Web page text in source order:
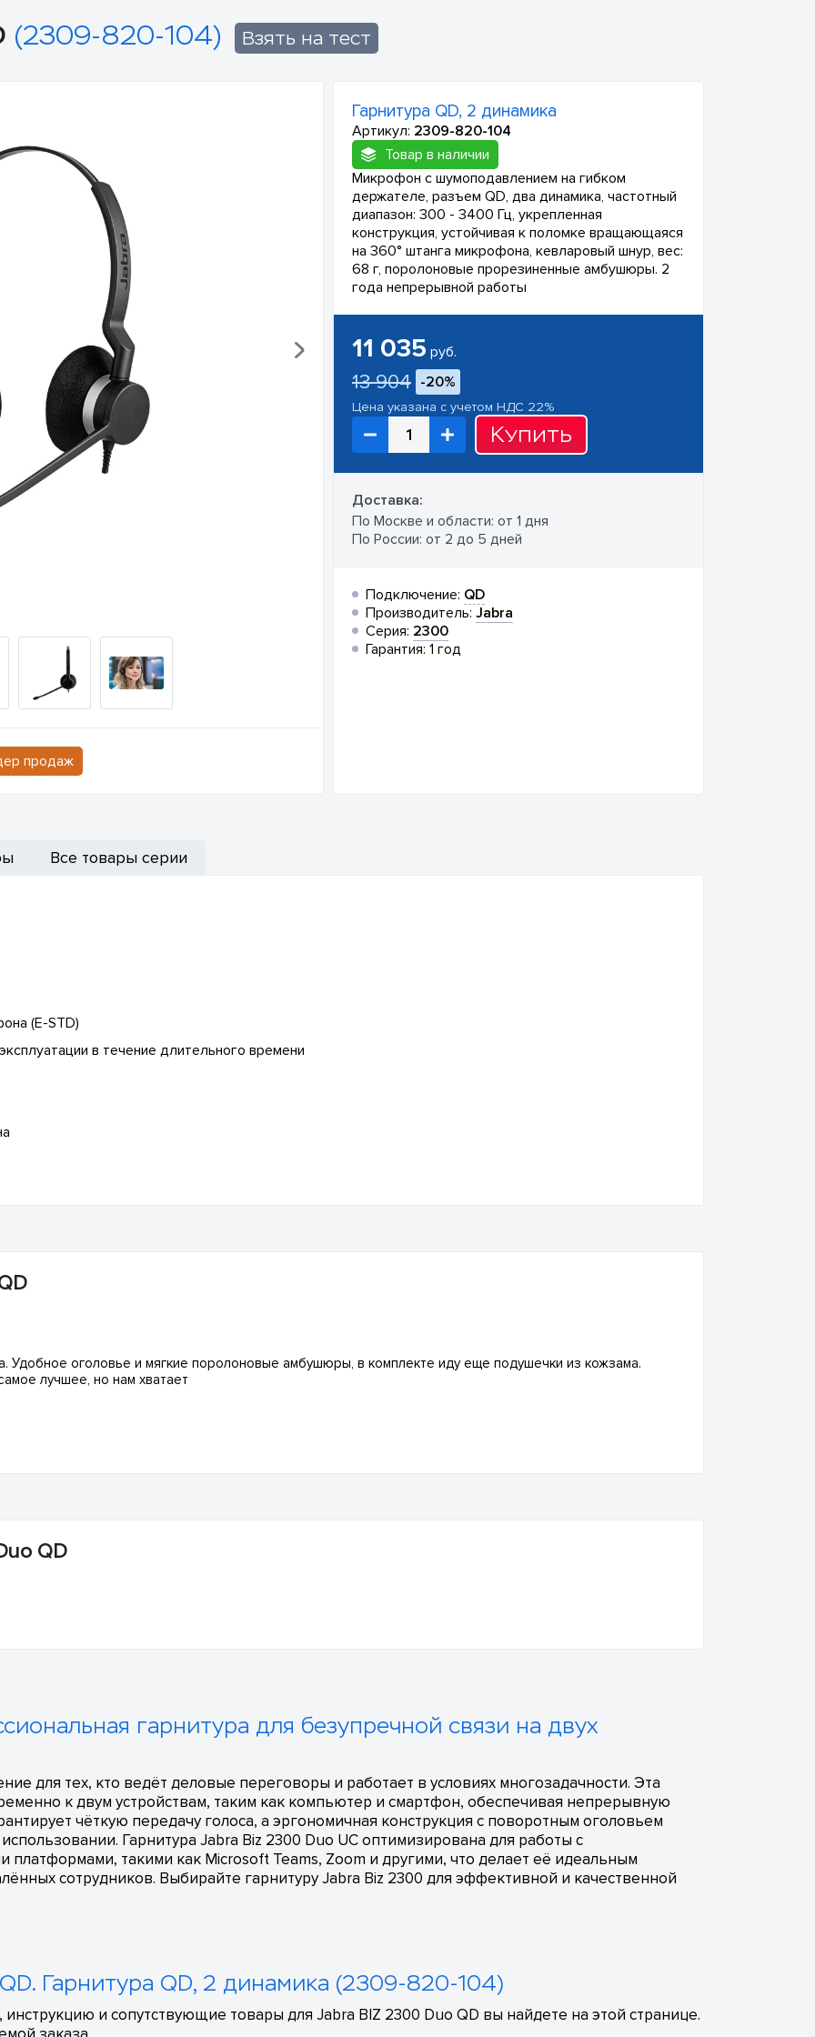
(2309-820-104) Взять на тест
продаж
Гарнитура QD, 2 динамика
Артикул: 2309-820-104
Товар в наличии
Микрофон с шумоподавлением на гибком
держателе, разъем QD, два динамика, частотный
диапазон: 300 - 3400 Гц, укрепленная
конструкция, устойчивая к поломке вращающаяся
на 360° штанга микрофона, кевларовый шнур, вес:
68 г, поролоновые прорезиненные амбушюры. 2
года непрерывной работы
11 035 руб.
13 904 -20%
Цена указана с учетом НДС 22%
Купить
Доставка:
По Москве и области: от 1 дня
По России: от 2 до 5 дней
Подключение: QD
Производитель: Jabra
Серия: 2300
Гарантия: 1 год
Все товары серии
(E-STD)
в течение длительного времени
Удобное оголовье и мягкие поролоновые амбушюры, в комплекте иду еще подушечки из кожзама.
лучшее, но нам хватает
QD
гарнитура для безупречной связи на двух
для тех, кто ведёт деловые переговоры и работает в условиях многозадачности. Эта
к двум устройствам, таким как компьютер и смартфон, обеспечивая непрерывную
чёткую передачу голоса, а эргономичная конструкция с поворотным оголовьем
Гарнитура Jabra Biz 2300 Duo UC оптимизирована для работы с
такими как Microsoft Teams, Zoom и другими, что делает её идеальным
сотрудников. Выбирайте гарнитуру Jabra Biz 2300 для эффективной и качественной
Гарнитура QD, 2 динамика (2309-820-104)
и сопутствующие товары для Jabra BIZ 2300 Duo QD вы найдете на этой странице.